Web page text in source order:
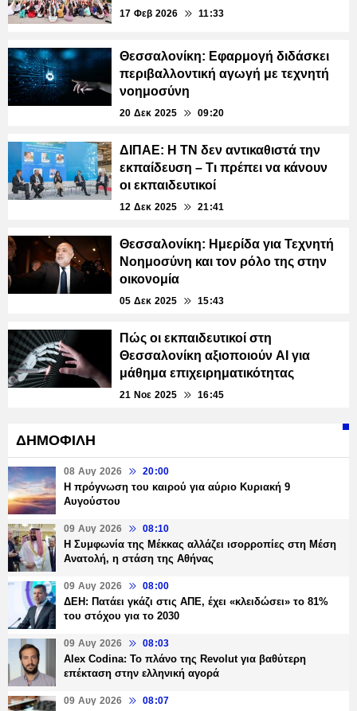
17 Φεβ 2026 11:33
Θεσσαλονίκη: Εφαρμογή διδάσκει
περιβαλλοντική αγωγή με τεχνητή
νοημοσύνη
20 Δεκ 2025 09:20
ΔΙΠΑΕ: Η ΤΝ δεν αντικαθιστά την
εκπαίδευση – Τι πρέπει να κάνουν
οι εκπαιδευτικοί
12 Δεκ 2025 21:41
Θεσσαλονίκη: Ημερίδα για Τεχνητή
Νοημοσύνη και τον ρόλο της στην
οικονομία
05 Δεκ 2025 15:43
Πώς οι εκπαιδευτικοί στη
Θεσσαλονίκη αξιοποιούν AI για
μάθημα επιχειρηματικότητας
21 Νοε 2025 16:45
ΔΗΜΟΦΙΛΗ
08 Αυγ 2026 20:00
Η πρόγνωση του καιρού για αύριο Κυριακή 9
Αυγούστου
09 Αυγ 2026 08:10
Η Συμφωνία της Μέκκας αλλάζει ισορροπίες στη Μέση
Ανατολή, η στάση της Αθήνας
09 Αυγ 2026 08:00
ΔΕΗ: Πατάει γκάζι στις ΑΠΕ, έχει «κλειδώσει» το 81%
του στόχου για το 2030
09 Αυγ 2026 08:03
Alex Codina: Το πλάνο της Revolut για βαθύτερη
επέκταση στην ελληνική αγορά
09 Αυγ 2026 08:07